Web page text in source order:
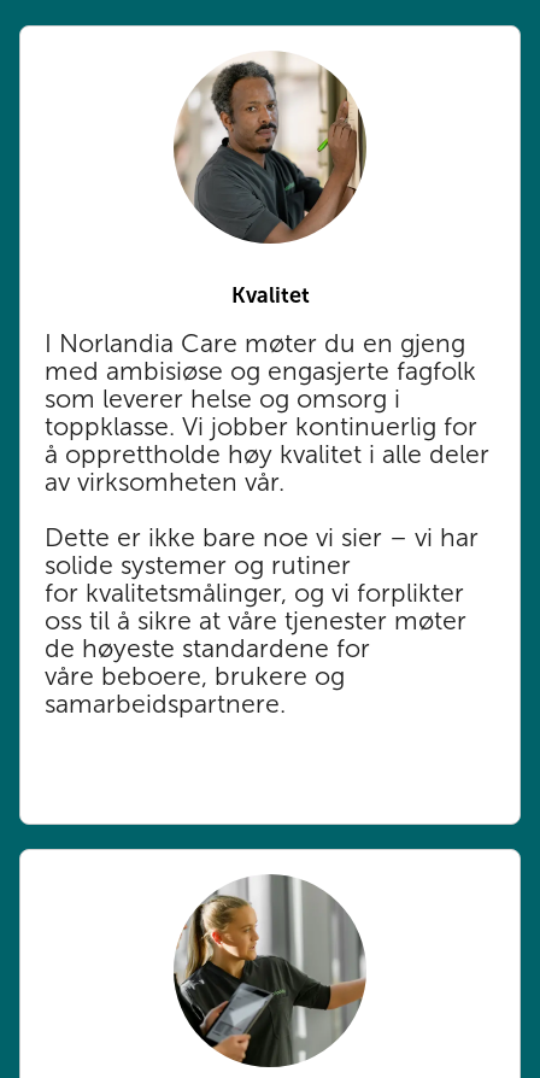
Kvalitet
I Norlandia Care møter du en gjeng
med ambisiøse og engasjerte fagfolk
som leverer helse og omsorg i
toppklasse. Vi jobber kontinuerlig for
å opprettholde høy kvalitet i alle deler
av virksomheten vår. ​
Dette er ikke bare noe vi sier – vi har
solide systemer og rutiner
for kvalitetsmålinger, og vi forplikter
oss til å sikre at våre tjenester møter
de høyeste standardene for
våre beboere, brukere og
samarbeidspartnere.​